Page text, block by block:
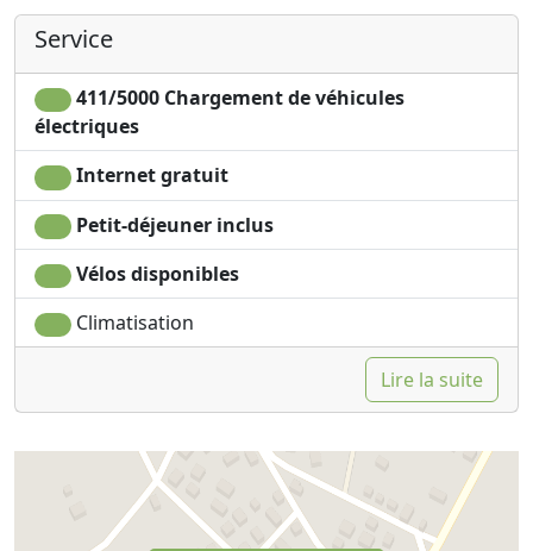
Service
411/5000 Chargement de véhicules
électriques
Internet gratuit
Petit-déjeuner inclus
Vélos disponibles
Climatisation
Lire la suite